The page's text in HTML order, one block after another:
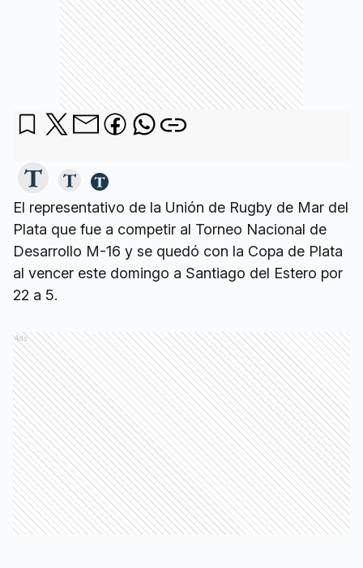
El representativo de la Unión de Rugby de Mar del
Plata que fue a competir al Torneo Nacional de
Desarrollo M-16 y se quedó con la Copa de Plata
al vencer este domingo a Santiago del Estero por
22 a 5.
Ads